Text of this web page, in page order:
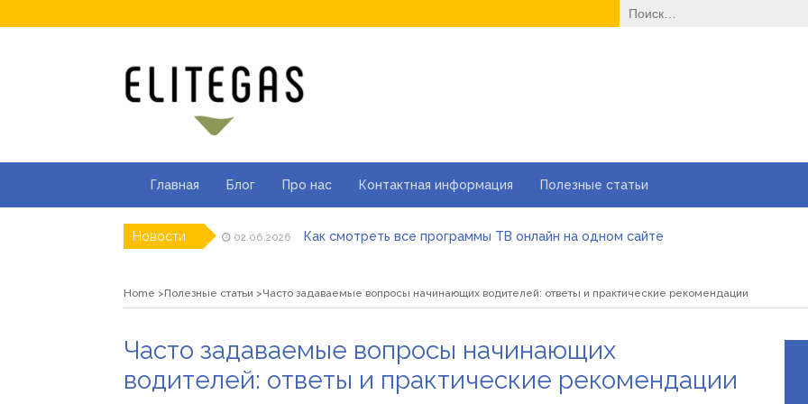
Найти:
Главная Блог Про нас Контактная информация Полезные статьи
Новости 02.06.2026 Как смотреть все программы ТВ онлайн на одном сайте
01.04.2026 ТОП моделей солнцезащитных очков для оптовой закупки
Home Полезные статьи Часто задаваемые вопросы начинающих водителей: ответы и практические рекомендации
Часто задаваемые вопросы начинающих
водителей: ответы и практические рекомендации